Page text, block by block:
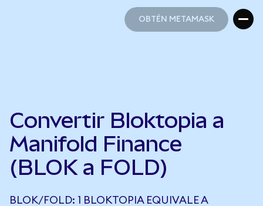
OBTÉN METAMASK
Convertir Bloktopia a
Manifold Finance
(BLOK a FOLD)
BLOK/FOLD: 1 BLOKTOPIA EQUIVALE A